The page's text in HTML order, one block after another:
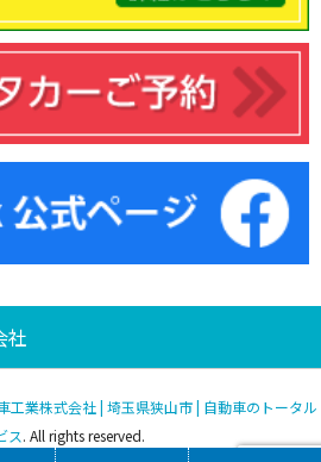
社
工業株式会社 | 埼玉県狭山市 | 自動車のトータル
ス. All rights reserved.